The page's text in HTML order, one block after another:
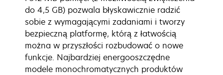
do 4,5 GB) pozwala błyskawicznie radzić
sobie z wymagającymi zadaniami i tworzy
bezpieczną platformę, którą z łatwością
można w przyszłości rozbudować o nowe
funkcje. Najbardziej energooszczędne
modele monochromatycznych produktów